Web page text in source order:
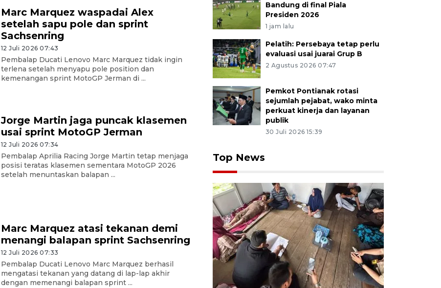
Marc Marquez waspadai Alex
setelah sapu pole dan sprint
Sachsenring
12 Juli 2026 07:43
Pembalap Ducati Lenovo Marc Marquez tidak ingin
terlena setelah menyapu pole position dan
kemenangan sprint MotoGP Jerman di ...
Jorge Martin jaga puncak klasemen
usai sprint MotoGP Jerman
12 Juli 2026 07:34
Pembalap Aprilia Racing Jorge Martin tetap menjaga
posisi teratas klasemen sementara MotoGP 2026
setelah menuntaskan balapan ...
Marc Marquez atasi tekanan demi
menangi balapan sprint Sachsenring
12 Juli 2026 07:33
Pembalap Ducati Lenovo Marc Marquez berhasil
mengatasi tekanan yang datang di lap-lap akhir
dengan memenangi balapan sprint ...
Bandung di final Piala
Presiden 2026
1 jam lalu
Pelatih: Persebaya tetap perlu
evaluasi usai juarai Grup B
2 Agustus 2026 07:47
Pemkot Pontianak rotasi
sejumlah pejabat, wako minta
perkuat kinerja dan layanan
publik
30 Juli 2026 15:39
Top News